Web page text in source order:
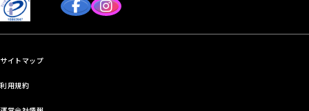
サイトマップ
利用規約